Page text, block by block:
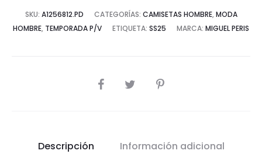
SKU: A1256812.PD CATEGORÍAS: CAMISETAS HOMBRE, MODA
HOMBRE, TEMPORADA P/V ETIQUETA: SS25 MARCA: MIGUEL PERIS
COMPARTIR
Descripción Información adicional